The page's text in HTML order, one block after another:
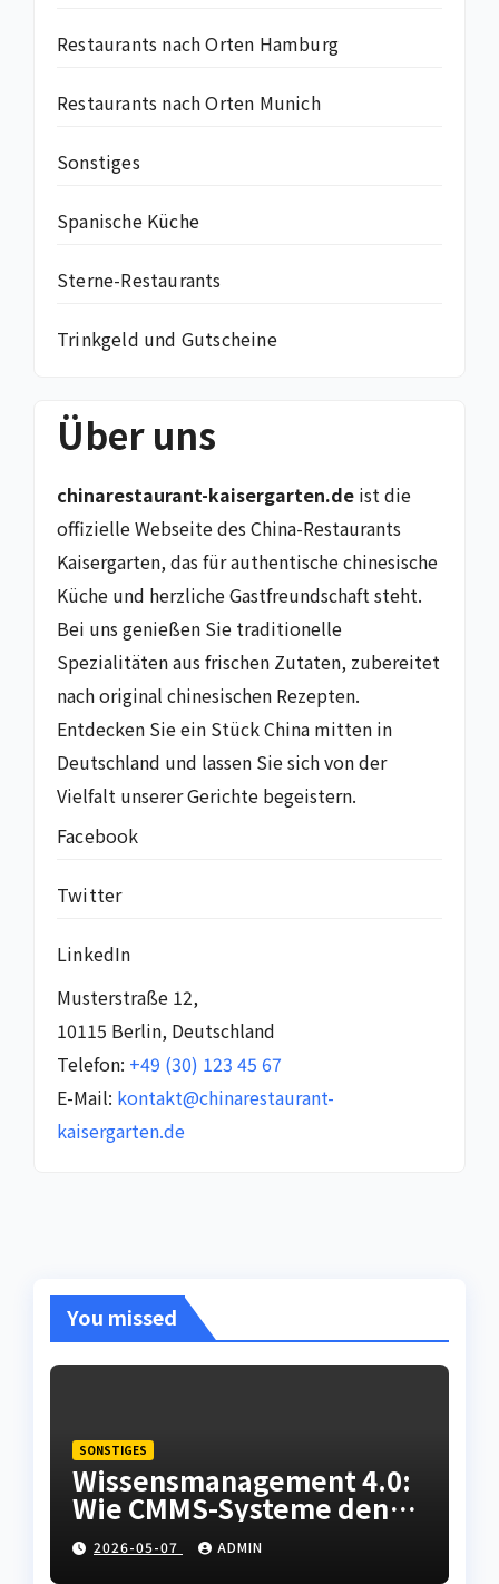
Restaurants nach Orten Hamburg
Restaurants nach Orten Munich
Sonstiges
Spanische Küche
Sterne-Restaurants
Trinkgeld und Gutscheine
Über uns
chinarestaurant-kaisergarten.de ist die
offizielle Webseite des China-Restaurants
Kaisergarten, das für authentische chinesische
Küche und herzliche Gastfreundschaft steht.
Bei uns genießen Sie traditionelle
Spezialitäten aus frischen Zutaten, zubereitet
nach original chinesischen Rezepten.
Entdecken Sie ein Stück China mitten in
Deutschland und lassen Sie sich von der
Vielfalt unserer Gerichte begeistern.
Facebook
Twitter
LinkedIn
Musterstraße 12,
10115 Berlin, Deutschland
Telefon: +49 (30) 123 45 67
E-Mail: kontakt@chinarestaurant-
kaisergarten.de
You missed
SONSTIGES
Wissensmanagement 4.0:
Wie CMMS-Systeme den
Fachkräftemangel in der
Instandhaltung abfedern
2026-05-07 ADMIN